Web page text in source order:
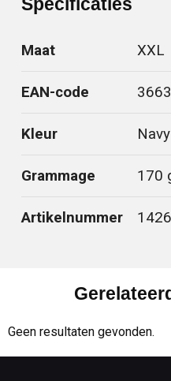
Maat XXL
EAN-code
Kleur
Grammage 170
Artikelnummer
Geen resultaten gevonden.